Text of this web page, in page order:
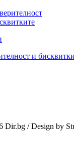
и бисквитки
Dir.bg / Design by